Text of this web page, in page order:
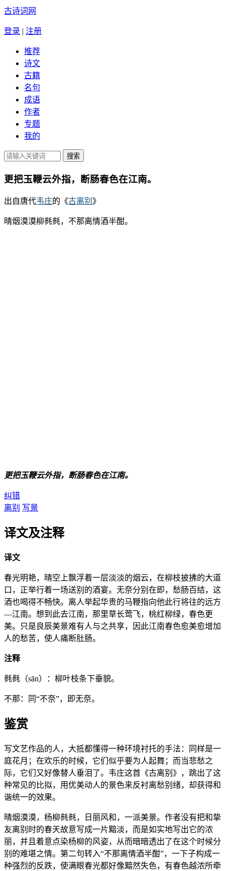
古诗词网
登录 | 注册
推荐
诗文
古籍
名句
成语
作者
专题
我的
更把玉鞭云外指，断肠春色在江南。
出自唐代韦庄的《古离别 》
晴烟漠漠柳毵毵，不那离情酒半酣。
更把玉鞭云外指，断肠春色在江南。
纠错
离别 写景
译文及注释
译文
春光明艳，晴空上飘浮着一层淡淡的烟云，在柳枝披拂的大道
口，正举行着一场送别的酒宴。无奈分别在即，愁肠百结，这
酒也喝得不畅快。离人举起华贵的马鞭指向他此行将往的远方
—江南。想到此去江南，那里草长莺飞，桃红柳绿，春色更
美。只是良辰美景难有人与之共享，因此江南春色愈美愈增加
人的愁苦，使人痛断肚肠。
注释
毵毵（sān）：柳叶枝条下垂貌。
不那：同“不奈”，即无奈。
鉴赏
写文艺作品的人，大抵都懂得一种环境衬托的手法：同样是一
庭花月；在欢乐的时候，它们似乎要为人起舞；而当悲愁之
际，它们又好像替人垂泪了。韦庄这首《古离别》，跳出了这
种常见的比拟，用优美动人的景色来反衬离愁别绪，却获得和
谐统一的效果。
晴烟漠漠，杨柳毵毵，日丽风和，一派美景。作者没有把和挚
友离别时的春天故意写成一片黯淡，而是如实地写出它的浓
丽，并且着意点染杨柳的风姿，从而暗暗透出了在这个时候分
别的难堪之情。第二句转入“不那离情酒半酣”，一下子构成一
种强烈的反跌，使满眼春光都好像黯然失色，有春色越浓所牵